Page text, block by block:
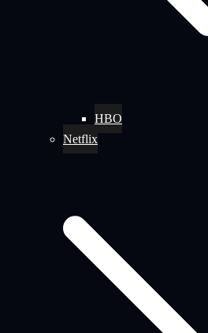
HBO
Netflix